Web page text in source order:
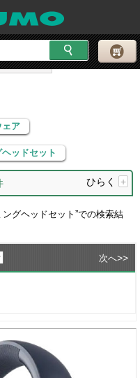
ドセット
ェア
ッドセット
ひらく +
グヘッドセット”での検索結
次へ>>